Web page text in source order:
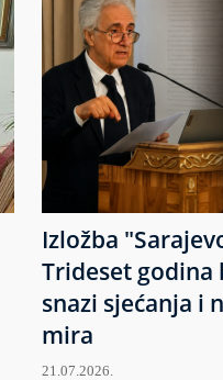
Izložba
Trideset godina
snazi sjećanja i
mira
21.07.2026.